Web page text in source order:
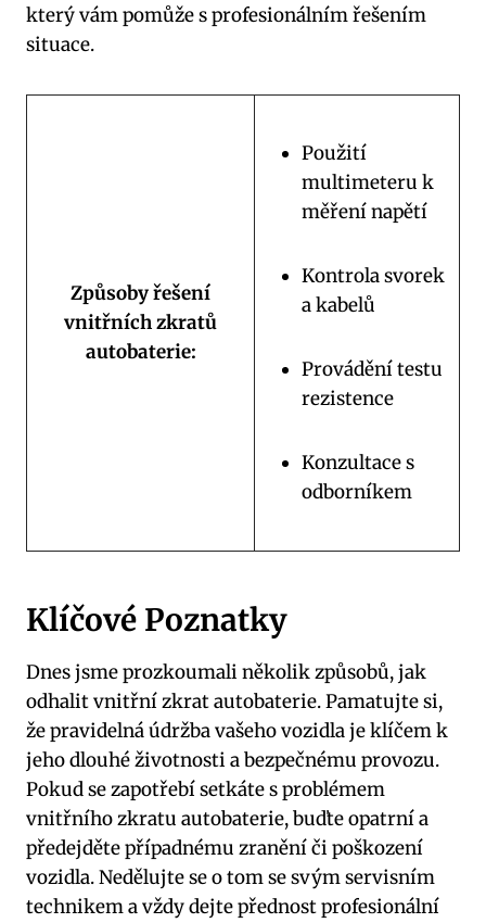
který vám pomůže s profesionálním řešením
situace.
Způsoby řešení
vnitřních zkratů
autobaterie:
Použití
multimeteru k
měření napětí
Kontrola svorek
a kabelů
Provádění testu
rezistence
Konzultace s
odborníkem
Klíčové Poznatky
Dnes jsme prozkoumali několik způsobů, jak
odhalit vnitřní zkrat autobaterie. Pamatujte si,
že pravidelná údržba vašeho vozidla je klíčem k
jeho dlouhé životnosti a bezpečnému provozu.
Pokud se zapotřebí setkáte s problémem
vnitřního zkratu autobaterie, buďte opatrní a
předejděte případnému zranění či poškození
vozidla. Nedělujte se o tom se svým servisním
technikem a vždy dejte přednost profesionální